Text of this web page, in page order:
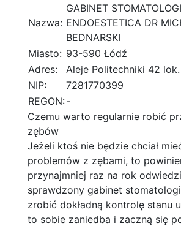
Nazwa:
GABINET
ENDOESTETICA DR
BEDNARSKI
Miasto: 93-590 Łódź
Adres:
Aleje Politechniki 42
NIP:
7281770399
REGON:-
Czemu warto regularnie robić
zębów
Jeżeli ktoś nie będzie chciał
problemów z zębami, to
przynajmniej raz na rok
sprawdzony gabinet
zrobić dokładną kontrolę stanu
to sobie zaniedba i zaczną się